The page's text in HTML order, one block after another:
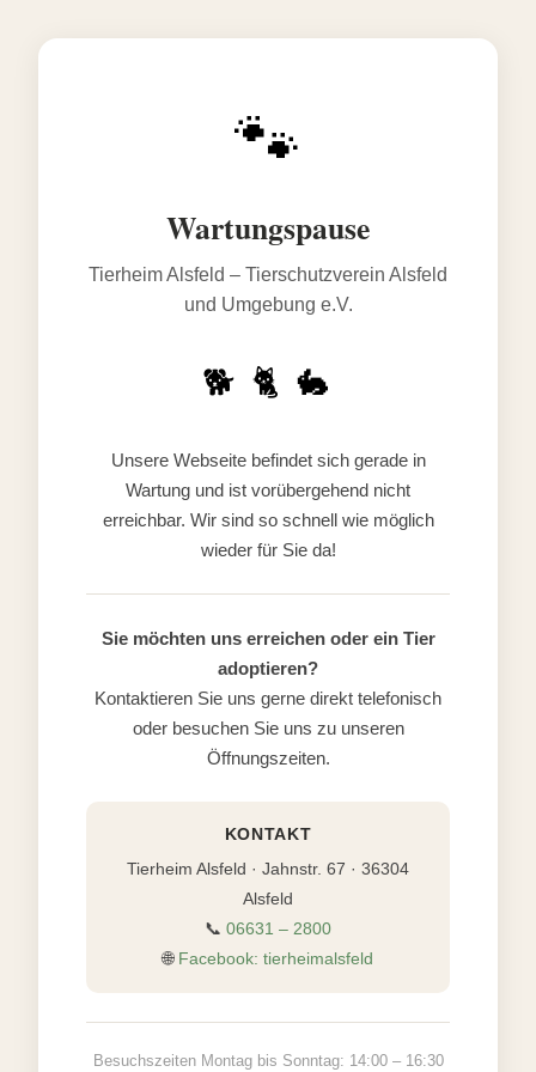
🐾
Wartungspause
Tierheim Alsfeld – Tierschutzverein Alsfeld
und Umgebung e.V.
🐕 🐈 🐇
Unsere Webseite befindet sich gerade in
Wartung und ist vorübergehend nicht
erreichbar. Wir sind so schnell wie möglich
wieder für Sie da!
Sie möchten uns erreichen oder ein Tier
adoptieren?
Kontaktieren Sie uns gerne direkt telefonisch
oder besuchen Sie uns zu unseren
Öffnungszeiten.
KONTAKT
Tierheim Alsfeld · Jahnstr. 67 · 36304
Alsfeld
📞 06631 – 2800
🌐 Facebook: tierheimalsfeld
Besuchszeiten Montag bis Sonntag: 14:00 – 16:30